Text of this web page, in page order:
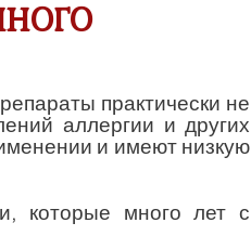
практически не
аллергии и других
и имеют низкую
которые много лет с